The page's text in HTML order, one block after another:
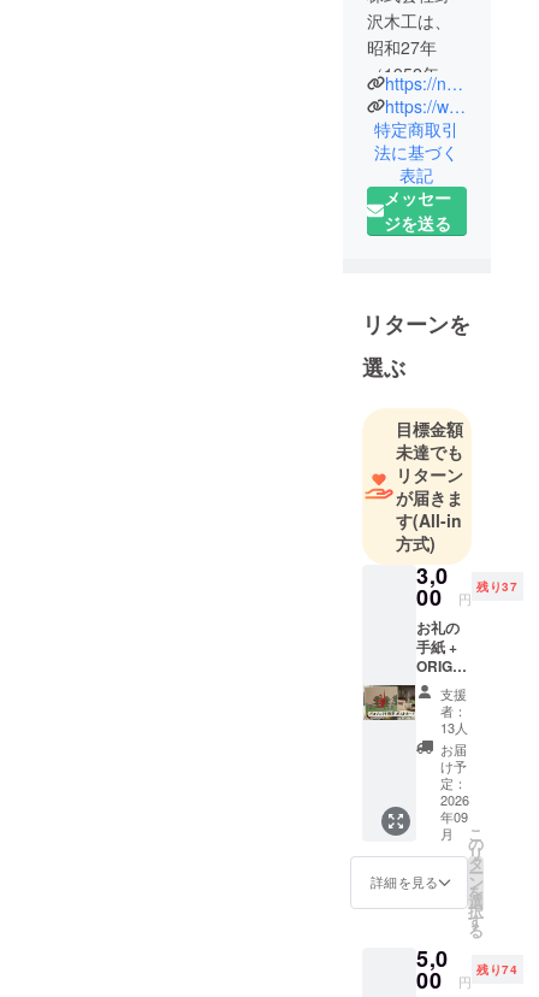
沢木工は、
昭和27年
（1952年）
に創立し70
年に渡り建
具・家具を
製作させて
いただいて
おります。
が受け継い
だ技術と経
験を活か
ら提案・製
作・納品ま
で全てを行
うことでお
客様が求め
るご要望を
形にしま
す。ひとつ
ひとつ丁寧
に製作し、
温もり溢れ
た家具や空
間をお届け
https://nozawa-mokkou.co.jp
https://www.instagram.com/origami_monument/?hl=ja
特定商取引
法に基づく
表記
メッセー
ジを送る
リターンを
選ぶ
目標金額
未達でも
リターン
が届きま
す(All-in
方式)
3,0
00 円
残り37
お礼の
手紙 +
ORIGA
MIモ
ニュメ
ント プ
ロジェ
クト限
定 ポ
スト
カード
（ラン
ダム）
・サイ
ズ：
10cm×
・枚
数：1枚
支援
者：
13人
お届
け予
定：
2026
年09
月
詳細を見る
こ
の
リ
タ
ー
ン
を
選
択
す
る
5,0
00 円
残り74